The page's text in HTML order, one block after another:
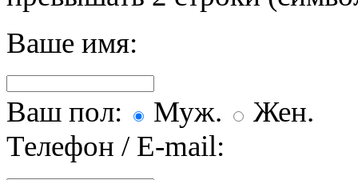
Ваше имя:
Ваш пол: Муж.
Жен.
Телефон / E-mail: